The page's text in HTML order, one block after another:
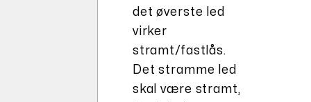
det øverste led
virker
stramt/fastlås.
Det stramme led
skal være stramt,